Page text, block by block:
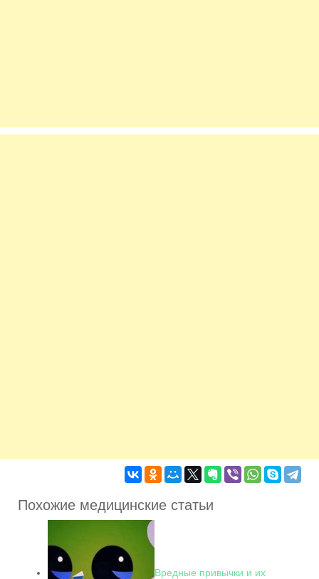
Похожие медицинские статьи
Вредные привычки и их